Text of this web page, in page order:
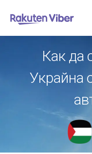
Как да
Украйна